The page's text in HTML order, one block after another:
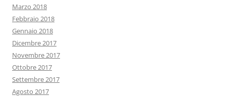
Marzo 2018
Febbraio 2018
Gennaio 2018
Dicembre 2017
Novembre 2017
Ottobre 2017
Settembre 2017
Agosto 2017